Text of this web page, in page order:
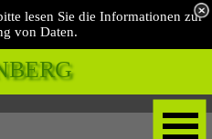
lesen Sie die Informationen zur
von Daten.